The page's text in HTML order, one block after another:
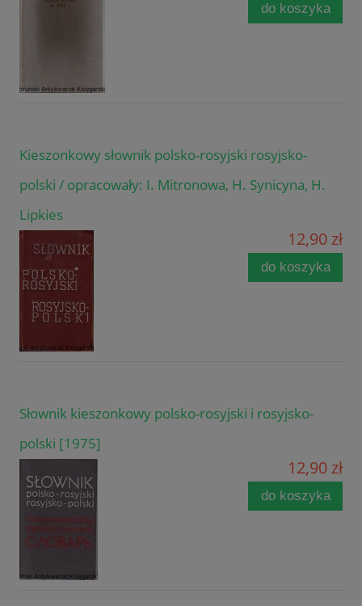
do koszyka
Kieszonkowy słownik polsko-rosyjski rosyjsko-
polski / opracowały: I. Mitronowa, H. Synicyna, H.
Lipkies
12,90 zł
do koszyka
Słownik kieszonkowy polsko-rosyjski i rosyjsko-
polski [1975]
12,90 zł
do koszyka